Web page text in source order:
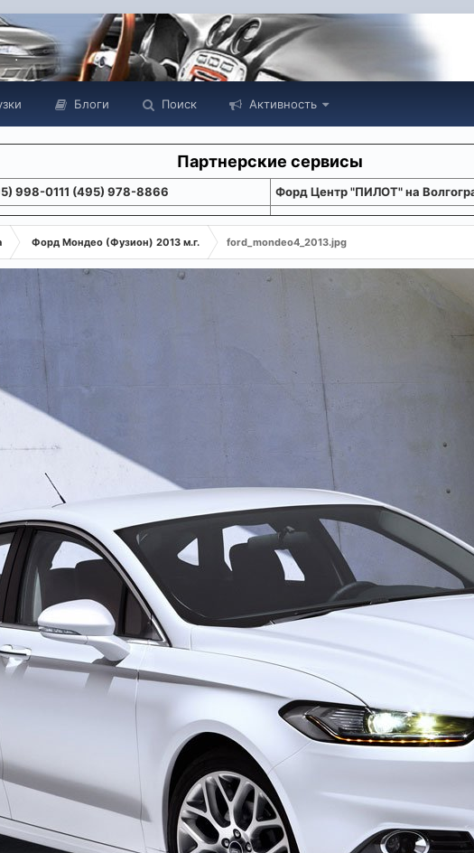
Блоги Поиск Активность
Партнерские сервисы
998-0111 (495) 978-8866 Форд Центр "ПИЛОТ" на
Форд Мондео (Фузион) 2013 м.г. ford_mondeo4_2013.jpg